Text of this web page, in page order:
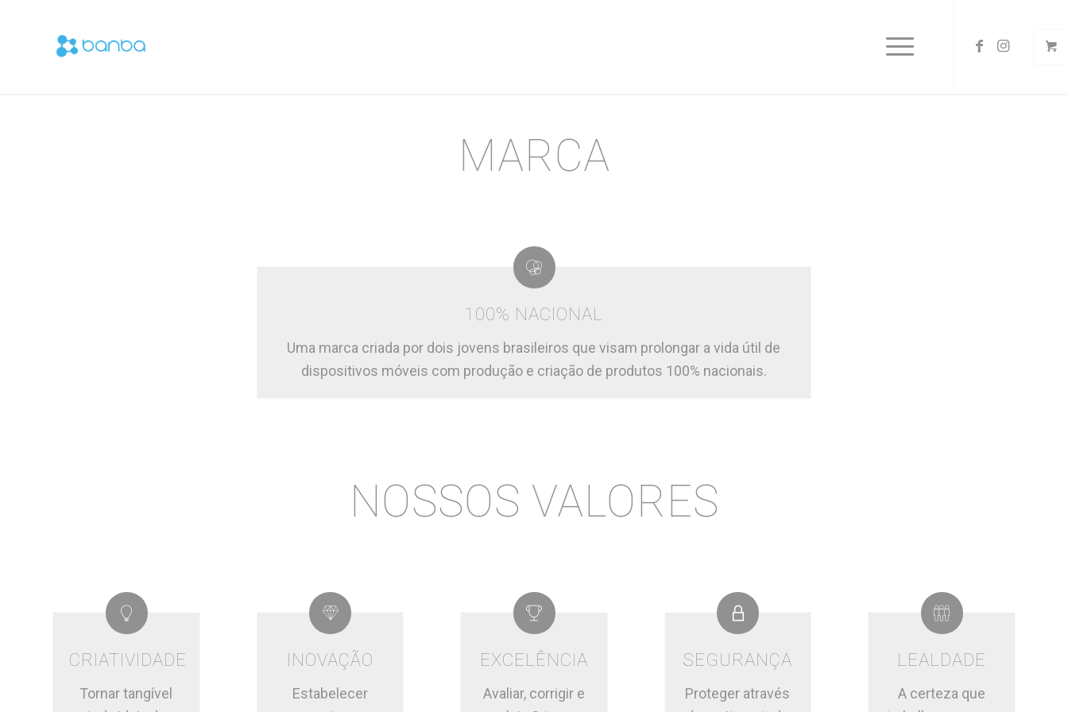
MARCA
100% NACIONAL
Uma marca criada por dois jovens brasileiros que visam prolongar a vida útil de
dispositivos móveis com produção e criação de produtos 100% nacionais.
NOSSOS VALORES
CRIATIVIDADE
Tornar tangível
INOVAÇÃO
Estabelecer
EXCELÊNCIA
Avaliar, corrigir e
SEGURANÇA
Proteger através
LEALDADE
A certeza que